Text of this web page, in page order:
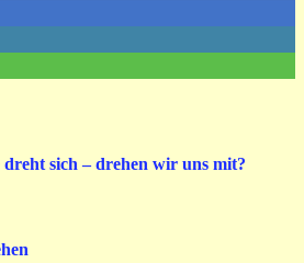
dreht sich – drehen wir uns mit?